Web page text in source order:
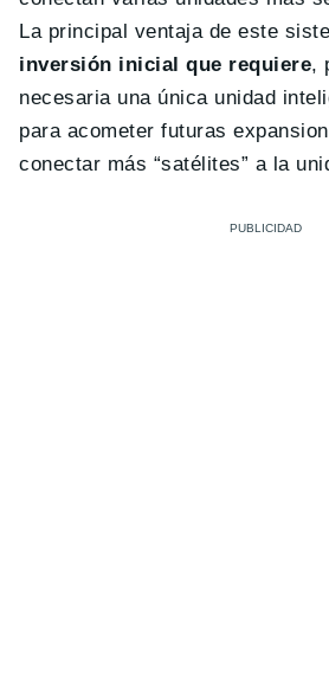
La principal ventaja de este
inversión inicial que requiere,
necesaria una única unidad
para acometer futuras
conectar más “satélites” a la